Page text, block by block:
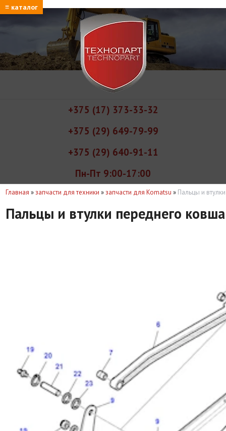
≡ каталог
+375 (17) 373-33-32
+375 (29) 649-79-99
+375 (29) 640-91-11
Пн-Пт 9:00-17:00
Главная »запчасти для техники »запчасти для Komatsu » Пальцы и
Пальцы и втулки переднего